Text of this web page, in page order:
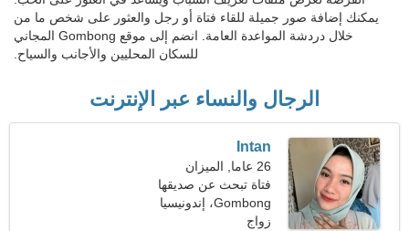
يمكنك إضافة صور جميلة للقاء فتاة أو رجل والعثور على شخص ما من
خلال دردشة المواعدة العامة. انضم إلى موقع Gombong المجاني
للسكان المحليين والأجانب والسياح.
الرجال والنساء عبر الإنترنت
Intan
26 عاما, الميزان
فتاة تبحث عن صديقها
Gombong، إندونيسيا
زواج